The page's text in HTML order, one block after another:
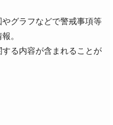
グラフなどで警戒事項等
。
る内容が含まれることが